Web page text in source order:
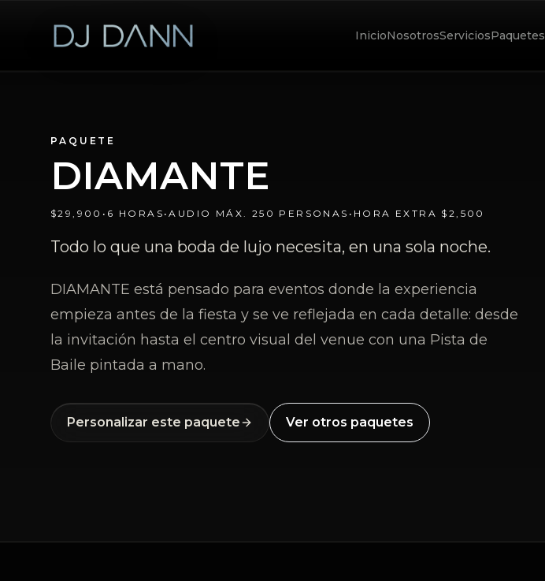
InicioNosotrosServiciosPaquetes
PAQUETE
DIAMANTE
$29,900 • 6 HORAS •AUDIO MÁX. 250 PERSONAS • HORA EXTRA $2,500
Todo lo que una boda de lujo necesita, en una sola noche.
DIAMANTE está pensado para eventos donde la experiencia
empieza antes de la fiesta y se ve reflejada en cada detalle: desde
la invitación hasta el centro visual del venue con una Pista de
Baile pintada a mano.
Personalizar este paquete Ver otros paquetes